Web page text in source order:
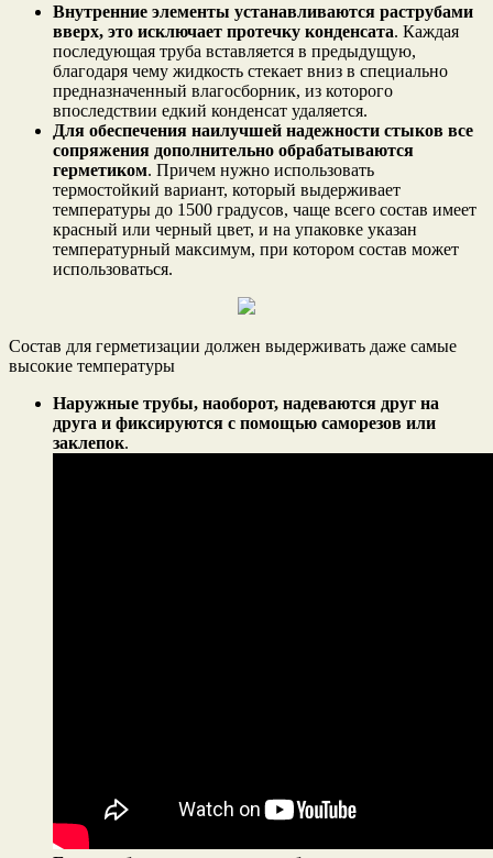
Внутренние элементы устанавливаются раструбами
вверх, это исключает протечку конденсата. Каждая
последующая труба вставляется в предыдущую,
благодаря чему жидкость стекает вниз в специально
предназначенный влагосборник, из которого
впоследствии едкий конденсат удаляется.
Для обеспечения наилучшей надежности стыков все
сопряжения дополнительно обрабатываются
герметиком. Причем нужно использовать
термостойкий вариант, который выдерживает
температуры до 1500 градусов, чаще всего состав имеет
красный или черный цвет, и на упаковке указан
температурный максимум, при котором состав может
использоваться.
Состав для герметизации должен выдерживать даже самые
высокие температуры
Наружные трубы, наоборот, надеваются друг на
друга и фиксируются с помощью саморезов или
заклепок.